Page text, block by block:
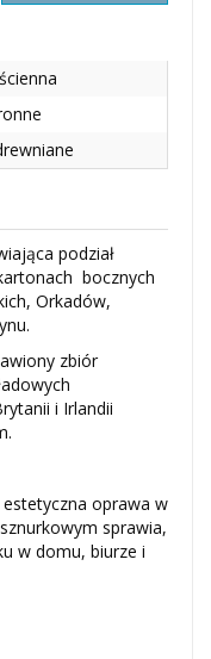
podział
bocznych
Orkadów,
zbiór
i Irlandii
oprawa w
sprawia,
w domu, biurze i